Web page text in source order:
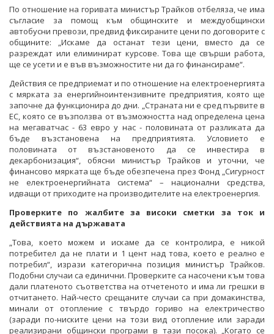
По отношение на горивата министър Трайков отбеляза, че има
съгласие за помощ към общинските и междуобщински
автобусни превози, предвид фиксираните цени по договорите с
общините: „Искаме да останат тези цени, вместо да се
разреждат или елиминират курсове. Това ще свърши работа,
ще се усети и е във възможностите ни да го финансираме“.
Действия се предприемат и по отношение на електроенергията
с мярката за енергийноинтензивните предприятия, която ще
започне да функционира до дни. „Страната ни е сред първите в
ЕС, която се възползва от възможността над определена цена
на мегаватчас - 63 евро у нас - половината от разликата да
бъде възстановена на предприятията. Условието е
половината от възстановеното да се инвестира в
декарбонизация“, обясни министър Трайков и уточни, че
финансово мярката ще бъде обезпечена през Фонд „Сигурност
не електроенергийната система“ – национални средства,
идващи от приходите на производителите на електроенергия.
Проверките по жалбите за високи сметки за ток
и
действията на държавата
„Това, което можем и искаме да се контролира, е никой
потребител да не плати и 1 цент над това, което е реално е
потребил“, изрази категорична позиция министър Трайков.
Подобни случаи са единични. Проверките са насочени към това
дали платеното съответства на отчетеното и има ли грешки в
отчитането. Най-често срещаните случаи са при домакинства,
минали от отопление с твърдо гориво на електричество
(заради по-ниските цени на този вид отопление или заради
реализирани общински програми в тази посока). „Когато се